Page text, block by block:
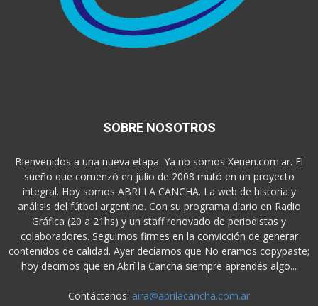
SOBRE NOSOTROS
Bienvenidos a una nueva etapa. Ya no somos Xenen.com.ar. El
sueño que comenzó en julio de 2008 mutó en un proyecto
integral. Hoy somos ABRI LA CANCHA. La web de historia y
análisis del fútbol argentino. Con su programa diario en Radio
Gráfica (20 a 21hs) y un staff renovado de periodistas y
colaboradores. Seguimos firmes en la convicción de generar
contenidos de calidad. Ayer decíamos que No eramos copypaste;
hoy decimos que en Abrí la Cancha siempre aprendés algo...
Contáctanos: aira@abrilacancha.com.ar